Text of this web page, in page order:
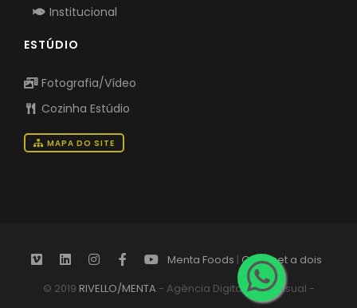
Institucional
ESTÚDIO
Fotografia/Vídeo
Cozinha Estúdio
MAPA DO SITE
Menta Foods | Gourmet a dois
© 2019 RIVELLO/MENTA - Agência Digital Audiovisual -